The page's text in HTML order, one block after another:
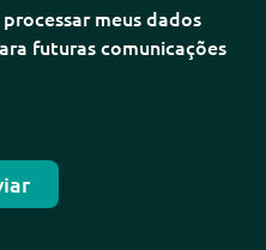
meus dados
futuras comunicações